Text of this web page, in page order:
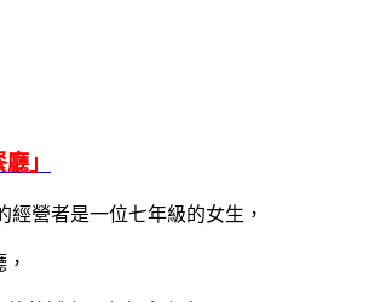
」
經營者是一位七年級的女生，